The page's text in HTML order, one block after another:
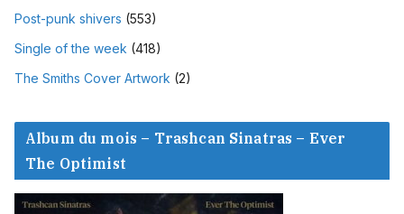
Post-punk shivers (553)
Single of the week (418)
The Smiths Cover Artwork (2)
Album du mois – Trashcan Sinatras – Ever
The Optimist